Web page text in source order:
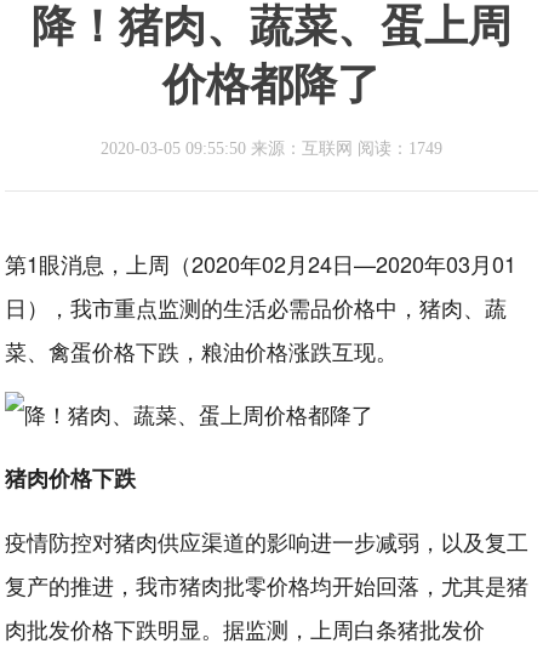
降！猪肉、蔬菜、蛋上周
价格都降了
2020-03-05 09:55:50 来源：互联网 阅读：1749
第1眼消息，上周（2020年02月24日—2020年03月01
日），我市重点监测的生活必需品价格中，猪肉、蔬
菜、禽蛋价格下跌，粮油价格涨跌互现。
猪肉价格下跌
疫情防控对猪肉供应渠道的影响进一步减弱，以及复工
复产的推进，我市猪肉批零价格均开始回落，尤其是猪
肉批发价格下跌明显。据监测，上周白条猪批发价